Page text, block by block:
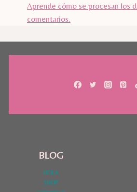
Aprende cómo se procesan los
comentarios.
BLOG
HOLA
SHOP